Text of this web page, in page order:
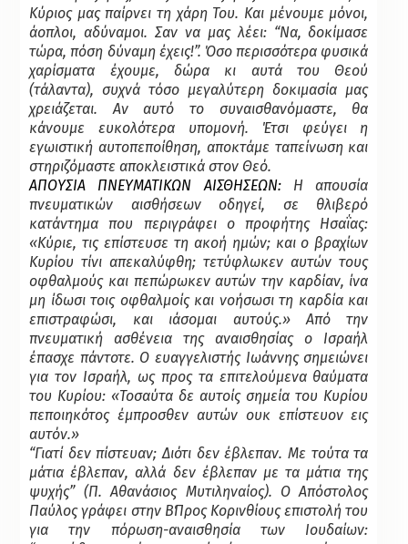
Κύριος μας παίρνει τη χάρη Του. Και μένουμε μόνοι,
άοπλοι, αδύναμοι. Σαν να μας λέει: “Να, δοκίμασε
τώρα, πόση δύναμη έχεις!”. Όσο περισσότερα φυσικά
χαρίσματα έχουμε, δώρα κι αυτά του Θεού
(τάλαντα), συχνά τόσο μεγαλύτερη δοκιμασία μας
χρειάζεται. Αν αυτό το συναισθανόμαστε, θα
κάνουμε ευκολότερα υπομονή. Έτσι φεύγει η
εγωιστική αυτοπεποίθηση, αποκτάμε ταπείνωση και
στηριζόμαστε αποκλειστικά στον Θεό.
ΑΠΟΥΣΙΑ ΠΝΕΥΜΑΤΙΚΩΝ ΑΙΣΘΗΣΕΩΝ:Η απουσία
πνευματικών αισθήσεων οδηγεί, σε θλιβερό
κατάντημα που περιγράφει ο προφήτης Ησαΐας:
«Κύριε, τις επίστευσε τη ακοή ημών; και ο βραχίων
Κυρίου τίνι απεκαλύφθη; τετύφλωκεν αυτών τους
οφθαλμούς και πεπώρωκεν αυτών την καρδίαν, ίνα
μη ίδωσι τοις οφθαλμοίς και νοήσωσι τη καρδία και
επιστραφώσι, και ιάσομαι αυτούς.» Από την
πνευματική ασθένεια της αναισθησίας ο Ισραήλ
έπασχε πάντοτε. Ο ευαγγελιστής Ιωάννης σημειώνει
για τον Ισραήλ, ως προς τα επιτελούμενα θαύματα
του Κυρίου: «Τοσαύτα δε αυτοίς σημεία του Κυρίου
πεποιηκότος έμπροσθεν αυτών ουκ επίστευον εις
αυτόν.»
“Γιατί δεν πίστευαν; Διότι δεν έβλεπαν. Με τούτα τα
μάτια έβλεπαν, αλλά δεν έβλεπαν με τα μάτια της
ψυχής” (Π. Αθανάσιος Μυτιληναίος). Ο Απόστολος
Παύλος γράφει στην Β΄Προς Κορινθίους επιστολή του
για την πόρωση-αναισθησία των Ιουδαίων: